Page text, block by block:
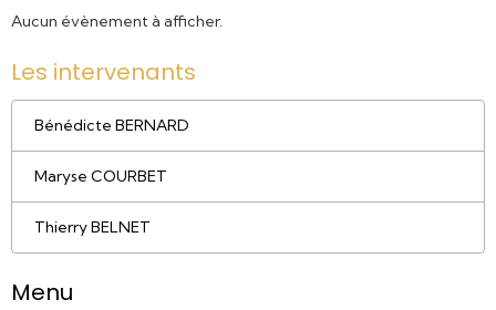
Aucun évènement à afficher.
Les intervenants
Bénédicte BERNARD
Maryse COURBET
Thierry BELNET
Menu